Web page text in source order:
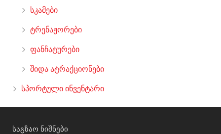
სკამები
ტრენაჟორები
ფანჩატურები
შიდა ატრაქციონები
სპორტული ინვენტარი
საგზაო ნიშნები